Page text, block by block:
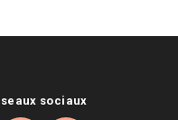
sociaux